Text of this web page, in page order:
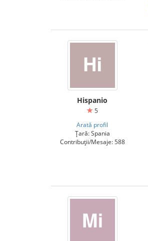
Hispanio
5
Arată profil
Țară: Spania
Contribuții/Mesaje: 588